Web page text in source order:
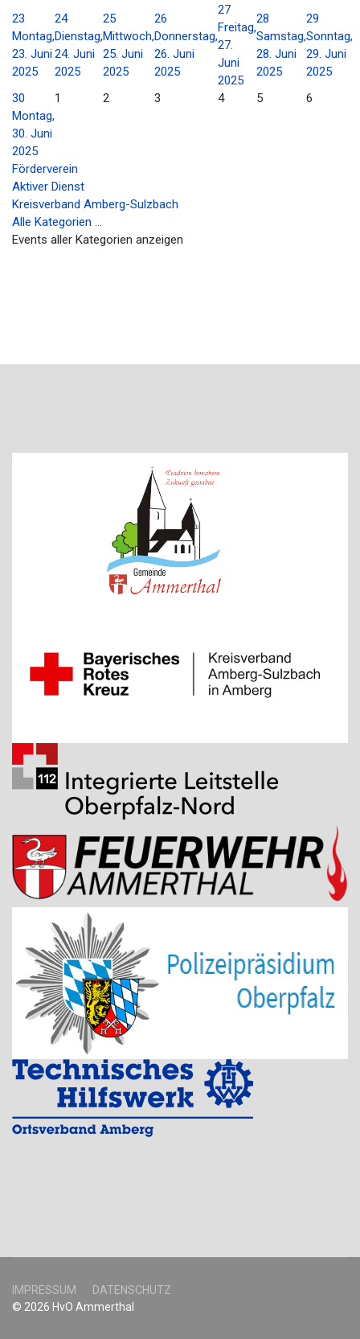
23
Montag,
23. Juni
2025
24
Dienstag,
24. Juni
2025
25
Mittwoch,
25. Juni
2025
26
Donnerstag,
26. Juni
2025
27
Freitag,
27.
Juni
2025
28
Samstag,
28. Juni
2025
29
Sonntag,
29. Juni
2025
30
Montag,
30. Juni
2025
1 2 3 4 5 6
Förderverein
Aktiver Dienst
Kreisverband Amberg-Sulzbach
Alle Kategorien ...
Events aller Kategorien anzeigen
IMPRESSUM
DATENSCHUTZ
© 2026 HvO Ammerthal